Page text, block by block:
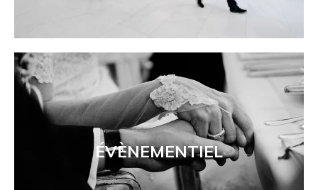
ÉVÈNEMENTIEL